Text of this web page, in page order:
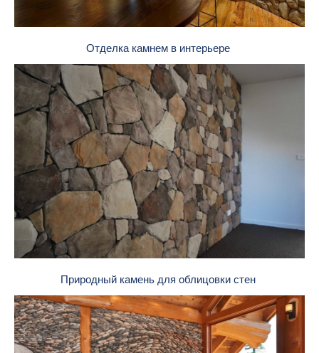
Отделка камнем в интерьере
Природный камень для облицовки стен